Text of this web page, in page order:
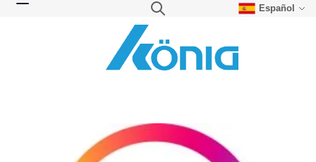
Español